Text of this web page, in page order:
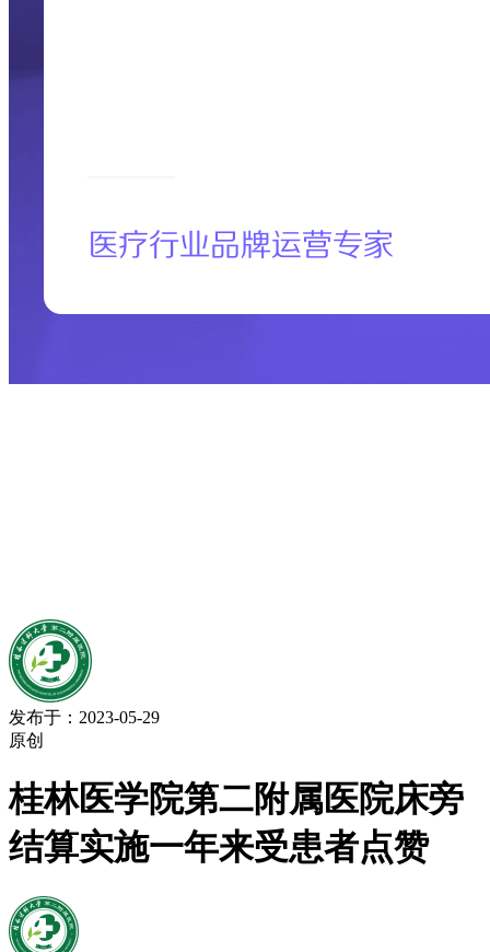
发布于：2023-05-29
原创
桂林医学院第二附属医院床旁
结算实施一年来受患者点赞